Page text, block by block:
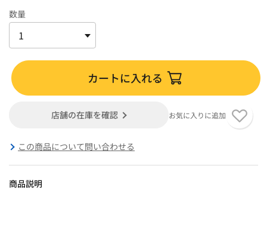
数量
カートに入れる
店舗の在庫を確認 お気に入りに追加
この商品について問い合わせる
商品説明